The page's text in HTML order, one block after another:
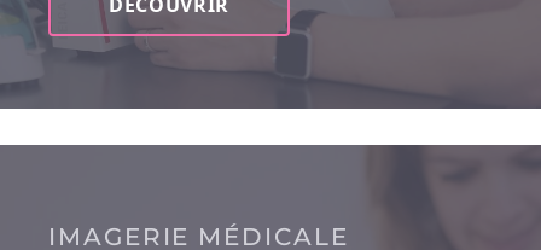
IMAGERIE MÉDICALE